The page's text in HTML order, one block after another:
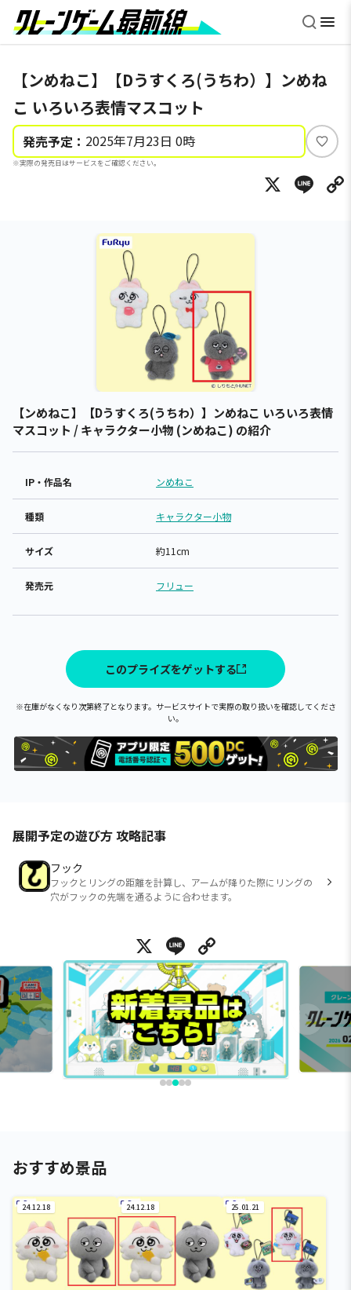
【ンめねこ】【Dうすくろ(うちわ）】ンめね
こ いろいろ表情マスコット
発売予定： 2025年7月23日 0時
※実際の発売日はサービスをご確認ください。
い
ね
X
【ンめねこ】【Dうすくろ(うちわ）】ンめねこ いろいろ表情
マスコット / キャラクター小物 (ンめねこ) の紹介
IP・作品名 ンめねこ
種類 キャラクター小物
サイズ 約11cm
発売元 フリュー
このプライズをゲットする
※在庫がなくなり次第終了となります。サービスサイトで実際の取り扱いを確認してくださ
い。
展開予定の遊び方 攻略記事
フック
フックとリングの距離を計算し、アームが降りた際にリングの
穴がフックの先端を通るように合わせます。
X Line
おすすめ景品
24.12.18 24.12.18 25.01.21